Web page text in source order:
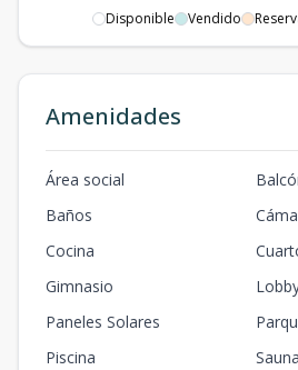
Disponible Vendido
Amenidades
Área social
Baños
Cocina
Gimnasio
Paneles Solares
Piscina
Sauna